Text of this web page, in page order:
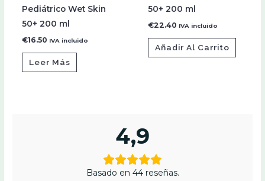
Pediátrico Wet Skin
50+ 200 ml
€16.50 IVA incluido
Leer Más
50+ 200 ml
€22.40 IVA incluido
Añadir Al Carrito
4,9
Basado en 44 reseñas.